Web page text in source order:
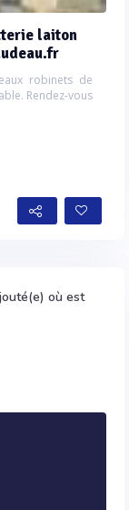
laiton
robinets de
Rendez-vous
où est